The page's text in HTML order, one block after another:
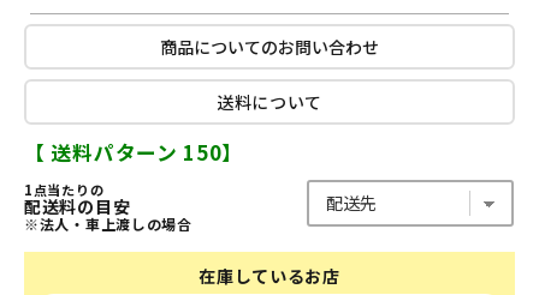
商品についてのお問い合わせ
送料について
【 送料パターン 150】
1点当たりの
配送料の目安
※法人・車上渡しの場合
在庫しているお店